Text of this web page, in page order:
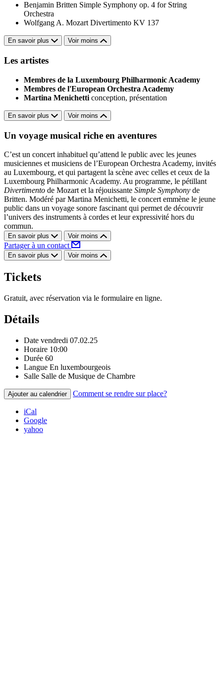
Benjamin Britten Simple Symphony op. 4 for String
Orchestra
Wolfgang A. Mozart Divertimento KV 137
En savoir plus Voir moins
Les artistes
Membres de la Luxembourg Philharmonic Academy
Membres de l'European Orchestra Academy
Martina Menichetti conception, présentation
En savoir plus Voir moins
Un voyage musical riche en aventures
C’est un concert inhabituel qu’attend le public avec les jeunes
musiciennes et musiciens de l’European Orchestra Academy, invités
au Luxembourg, et qui partagent la scène avec celles et ceux de la
Luxembourg Philharmonic Academy. Au programme, le pétillant
Divertimento de Mozart et la réjouissante Simple Symphony de
Britten. Modéré par Martina Menichetti, le concert emmène le jeune
public dans un voyage sonore fascinant qui permet de découvrir
l’univers des instruments à cordes et leur expressivité hors du
commun.
En savoir plus Voir moins
Partager à un contact
En savoir plus Voir moins
Tickets
Gratuit, avec réservation via le formulaire en ligne.
Détails
Date vendredi 07.02.25
Horaire 10:00
Durée 60
Langue En luxembourgeois
Salle Salle de Musique de Chambre
Ajouter au calendrier Comment se rendre sur place?
iCal
Google
yahoo